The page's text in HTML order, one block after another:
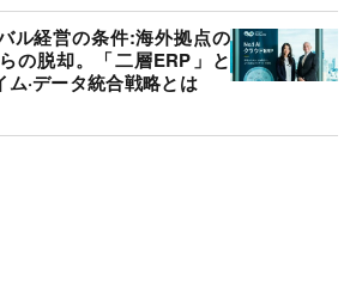
ル経営の条件:海外拠点の
の脱却。「二層ERP」と
·データ統合戦略とは